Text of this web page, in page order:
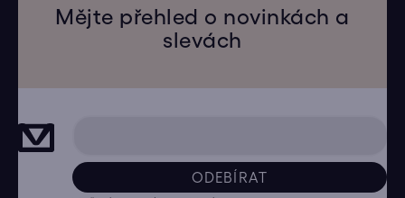
Mějte přehled o novinkách a
slevách
ODEBÍRAT